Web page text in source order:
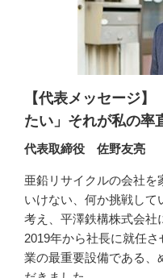
【代表メッセージ
たい」それが私の率
代表取締役 佐野友亮
亜鉛リサイクルの会社を
いけない、何か挑戦して
考え、平澤鉄構株式会社
2019年から社長に就任
業の最重要設備である、